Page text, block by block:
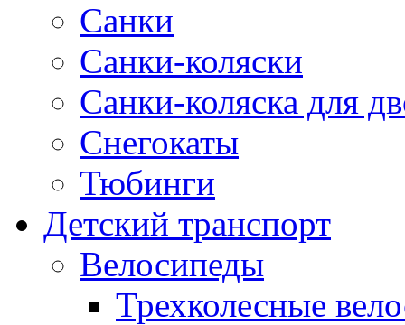
Санки
Санки-коляски
Санки-коляска для
Снегокаты
Тюбинги
Детский транспорт
Велосипеды
Трехколесные